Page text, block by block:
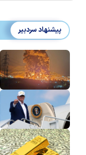
پیشنهاد سردبیر